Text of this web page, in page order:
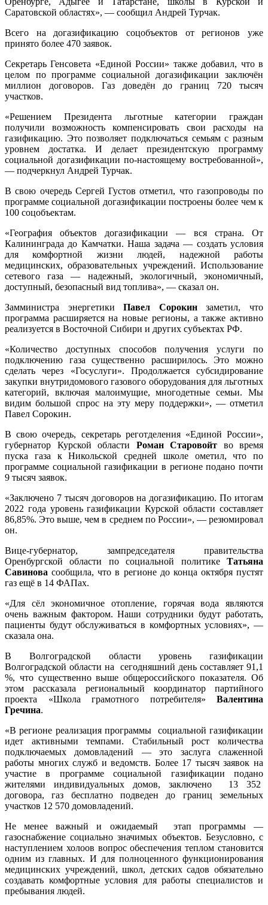
Саратовской областях», — сообщил Андрей Турчак.
Всего на догазификацию соцобъектов от регионов уже
принято более 470 заявок.
Секретарь Генсовета «Единой России» также добавил, что в
целом по программе социальной догазификации заключён
миллион договоров. Газ доведён до границ 720 тысяч
участков.
«Решением Президента льготные категории граждан
получили возможность компенсировать свои расходы на
газификацию. Это позволяет подключаться семьям с разным
уровнем достатка. И делает президентскую программу
социальной догазификации по-настоящему востребованной»,
— подчеркнул Андрей Турчак.
В свою очередь Сергей Густов отметил, что газопроводы по
программе социальной догазификации построены более чем к
100 соцобъектам.
«География объектов догазификации — вся страна. От
Калининграда до Камчатки. Наша задача — создать условия
для комфортной жизни людей, надежной работы
медицинских, образовательных учреждений. Использование
сетевого газа — надежный, экологичный, экономичный,
доступный, безопасный вид топлива», — сказал он.
Замминистра энергетикиПавел Сорокинзаметил, что
программа расширяется на новые регионы, а также активно
реализуется в Восточной Сибири и других субъектах РФ.
«Количество доступных способов получения услуги по
подключению газа существенно расширилось. Это можно
сделать через «Госуслуги». Продолжается субсидирование
закупки внутридомового газового оборудования для льготных
категорий, включая малоимущие, многодетные семьи. Мы
видим большой спрос на эту меру поддержки», — отметил
Павел Сорокин.
В свою очередь, секретарь реготделения «Единой России»,
губернатор Курской области Роман Старовойт во время
пуска газа к Никольской средней школе ометил, что по
программе социальной газификации в регионе подано почти
9 тысяч заявок.
«Заключено 7 тысяч договоров на догазификацию. По итогам
2022 года уровень газификации Курской области составляет
86,85%. Это выше, чем в среднем по России», — резюмировал
он.
Вице-губернатор, зампредседателя правительства
Оренбургской области по социальной политике Татьяна
Савинова сообщила, что в регионе до конца октября пустят
газ ещё в 14 ФАПах.
«Для сёл экономичное отопление, горячая вода являются
очень важным фактором. Наши сотрудники будут работать,
пациенты будут обслуживаться в комфортных условиях», —
сказала она.
В Волгоградской области уровень газификации
Волгоградской области на сегодняшний день составляет 91,1
%, что существенно выше общероссийского показателя. Об
этом рассказала региональный координатор партийного
проекта «Школа грамотного потребителя» Валентина
Гречина.
«В регионе реализация программы социальной газификации
идет активными темпами. Стабильный рост количества
подключаемых домовладений — это заслуга слаженной
работы многих служб и ведомств. Более 17 тысяч заявок на
участие в программе социальной газификации подано
жителями индивидуальных домов, заключено 13 352
договора, газ бесплатно подведен до границ земельных
участков 12 570 домовладений.
Не менее важный и ожидаемый этап программы —
газоснабжение социально значимых объектов. Безусловно, с
наступлением холоов вопрос обеспечения теплом становится
одним из главных. И для полноценного функционирования
медицинских учреждений, школ, детских садов обязательно
создавать комфортные условия для работы специалистов и
пребывания людей.